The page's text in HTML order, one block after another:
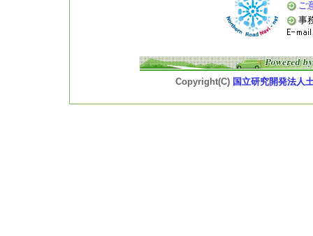
ご
事
Copyright(C) 国立研究開発法人